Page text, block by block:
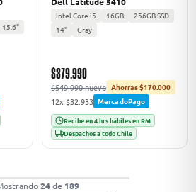
15.6"
Intel Core i5 16GB
256GB SSD
14"
Gray
$379.990
$549.990 nuevo Ahorras $170.000
12x $32.933 MercadoPago
Recibe en 4 hrs hábiles en RM
Despachos a todo Chile
24de 189